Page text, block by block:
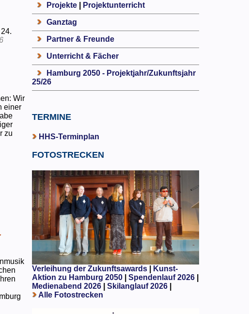
Wir
einer
zu
Projekte| Projektunterricht
Ganztag
Partner & Freunde
Unterricht & Fächer
Hamburg 2050 - Projektjahr/Zukunftsjahr
25/26
TERMINE
HHS-Terminplan
FOTOSTRECKEN
Verleihung der Zukunftsawards|
Kunst-
Aktion zu Hamburg 2050
Spendenlauf 2026|
Medienabend 2026| Skilanglauf 2026|
Alle Fotostrecken